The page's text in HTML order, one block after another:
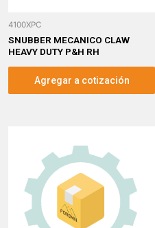
4100XPC
SNUBBER MECANICO CLAW
HEAVY DUTY P&H RH
Agregar a cotización